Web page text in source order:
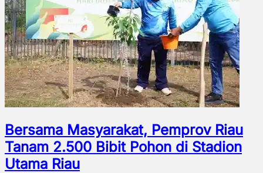
Bersama Masyarakat, Pemprov Riau
Tanam 2.500 Bibit Pohon di Stadion
Utama Riau